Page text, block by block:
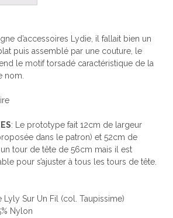
d’accessoires Lydie, il fallait bien un
puis assemblé par une couture, le
le motif torsadé caractéristique de la
nom.
: Le prototype fait 12cm de largeur
dans le patron) et 52cm de
tour de tête de 56cm mais il est
pour s’ajuster à tous les tours de tête.
Lyly Sur Un Fil (col. Taupissime)
Nylon